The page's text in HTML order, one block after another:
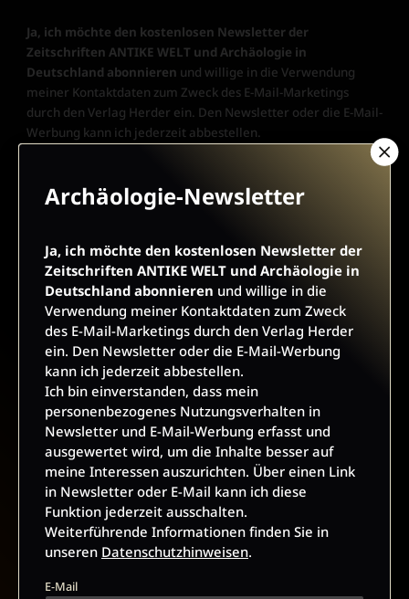
Ja, ich möchte den kostenlosen Newsletter der
Zeitschriften ANTIKE WELT und Archäologie in
Deutschland abonnieren und willige in die Verwendung
meiner Kontaktdaten zum Zweck des E-Mail-Marketings
durch den Verlag Herder ein. Den Newsletter oder die E-Mail-
Werbung kann ich jederzeit abbestellen.
und ausgewertet wird, um die Inhalte besser auf meine
Interessen auszurichten. Über einen Link in Newsletter oder
Weiterführende Informationen finden Sie in unseren
Datenschutzhinweisen.
E-Mail
JETZT ANMELDEN
AGB UND WIDERRUFSBELEHRUNG
Archäologie-Newsletter
Ja, ich möchte den kostenlosen Newsletter der
Zeitschriften ANTIKE WELT und Archäologie in
Deutschland abonnieren und willige in die
Verwendung meiner Kontaktdaten zum Zweck
des E-Mail-Marketings durch den Verlag Herder
ein. Den Newsletter oder die E-Mail-Werbung
kann ich jederzeit abbestellen.
Ich bin einverstanden, dass mein
personenbezogenes Nutzungsverhalten in
Newsletter und E-Mail-Werbung erfasst und
ausgewertet wird, um die Inhalte besser auf
meine Interessen auszurichten. Über einen Link
in Newsletter oder E-Mail kann ich diese
Funktion jederzeit ausschalten.
Weiterführende Informationen finden Sie in
unseren Datenschutzhinweisen.
E-Mail